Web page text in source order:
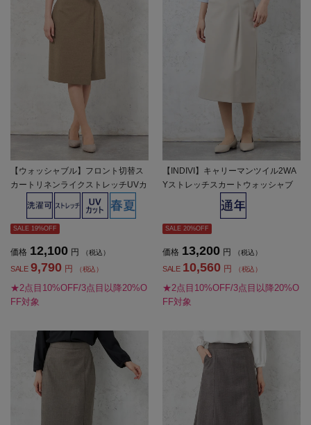
【ウォッシャブル】フロント切替ス
カートリネンライクストレッチUVカ
ットSOFFICE春夏【レディース】
SALE 19%OFF
価格 12,100 円 （税込）
SALE 9,790 円 （税込）
★2点目10%OFF/3点目以降20%O
FF対象
【INDIVI】キャリーマンツイル2WA
Yストレッチスカートウォッシャブ
ル通年【レディース】
SALE 20%OFF
価格 13,200 円 （税込）
SALE 10,560 円 （税込）
★2点目10%OFF/3点目以降20%O
FF対象